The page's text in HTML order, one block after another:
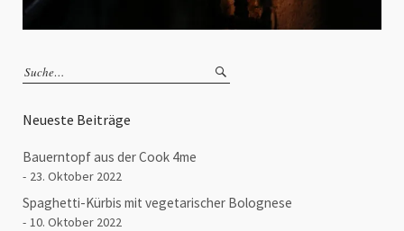
Neueste Beiträge
Bauerntopf aus der Cook 4me
23. Oktober 2022
Spaghetti-Kürbis mit vegetarischer Bolognese
10. Oktober 2022